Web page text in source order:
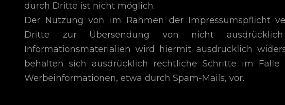
durch Dritte ist nicht möglich.
Der Nutzung von im Rahmen der Impressumspflicht
Dritte zur Übersendung von nicht
Informationsmaterialien wird hiermit ausdrücklich
behalten sich ausdrücklich rechtliche Schritte im
Werbeinformationen, etwa durch Spam-Mails, vor.